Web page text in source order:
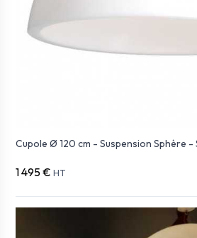
Cupole Ø 120 cm - Suspension Sphère -
1 495 € HT